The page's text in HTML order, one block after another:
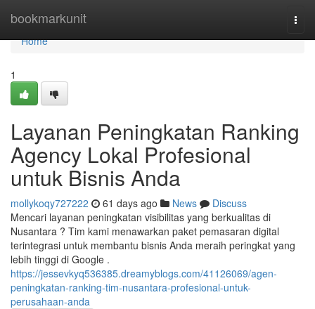
bookmarkunit
Home
Home
1
Layanan Peningkatan Ranking
Agency Lokal Profesional
untuk Bisnis Anda
mollykoqy727222 61 days ago News
Discuss
Mencari layanan peningkatan visibilitas yang berkualitas di
Nusantara ? Tim kami menawarkan paket pemasaran digital
terintegrasi untuk membantu bisnis Anda meraih peringkat yang
lebih tinggi di Google .
https://jessevkyq536385.dreamyblogs.com/41126069/agen-
peningkatan-ranking-tim-nusantara-profesional-untuk-
perusahaan-anda